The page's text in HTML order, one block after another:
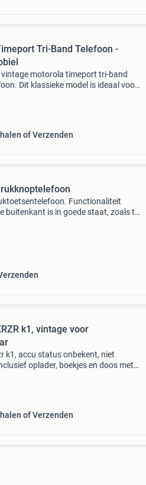
Tri-Band Telefoon -
vintage motorola timeport tri-band
Dit klassieke model is ideaal voor
of Verzenden
Functionaliteit
buitenkant is in goede staat, zoals te
k1, vintage voor
k1, accu status onbekent, niet
oplader, boekjes en doos met
of Verzenden